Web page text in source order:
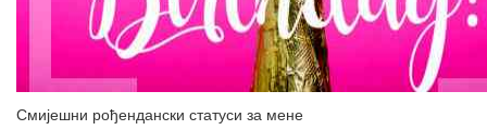
Смијешни рођендански статуси за мене